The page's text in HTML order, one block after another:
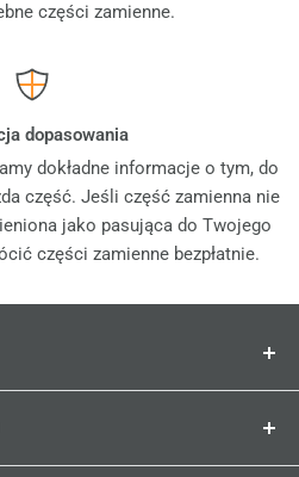
części zamienne.
dopasowania
dokładne informacje o tym, do
część. Jeśli część zamienna nie
jako pasująca do Twojego
części zamienne bezpłatnie.
do Twoich
i toreb. W suitcase.repair